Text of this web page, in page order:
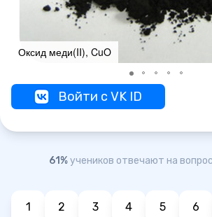
Оксид меди(II), CuO
Войти с VK ID
61%учеников отвечают на
1 2 3 4 5 6